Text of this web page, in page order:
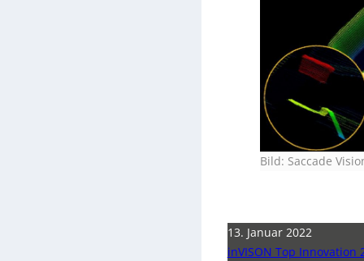
Bild: Saccade
13. Januar 2022
inVISON Top Innovation